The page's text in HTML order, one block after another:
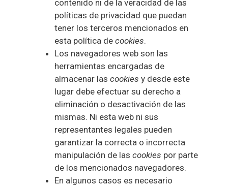
contenido ni de la veracidad de las
políticas de privacidad que puedan
tener los terceros mencionados en
esta política de cookies.
Los navegadores web son las
herramientas encargadas de
almacenar las cookies y desde este
lugar debe efectuar su derecho a
eliminación o desactivación de las
mismas. Ni esta web ni sus
representantes legales pueden
garantizar la correcta o incorrecta
manipulación de las cookies por parte
de los mencionados navegadores.
En algunos casos es necesario